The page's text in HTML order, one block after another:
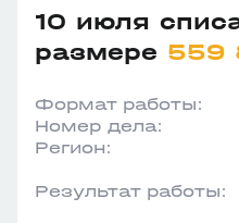
10 июля
размере 559
Формат работы:
Номер дела:
Регион:
Результат работы: